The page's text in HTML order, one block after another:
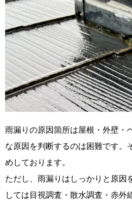
雨漏りの原因箇所は屋根・外壁・
な原因を判断するのは困難です。
めしております。
ただし、雨漏りはしっかりと原因
しては目視調査・散水調査・赤外